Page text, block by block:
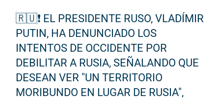
🇷🇺❗ EL PRESIDENTE RUSO, VLADÍMIR
PUTIN, HA DENUNCIADO LOS
INTENTOS DE OCCIDENTE POR
DEBILITAR A RUSIA, SEÑALANDO QUE
DESEAN VER "UN TERRITORIO
MORIBUNDO EN LUGAR DE RUSIA",